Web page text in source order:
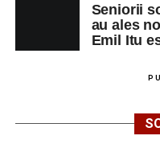
Seniorii
au ales
Emil Itu